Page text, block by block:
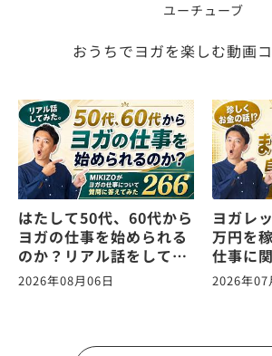
ユーチューブ
おうちでヨガを楽しむ動画
はたして50代、60代から
ヨガの仕事を始められる
のか？リアル話をしてみ
た。ヨガの仕事に関する
質問に答えます！
2026年08月06日
ヨガレ
万円を
仕事に
ます！
2026年07